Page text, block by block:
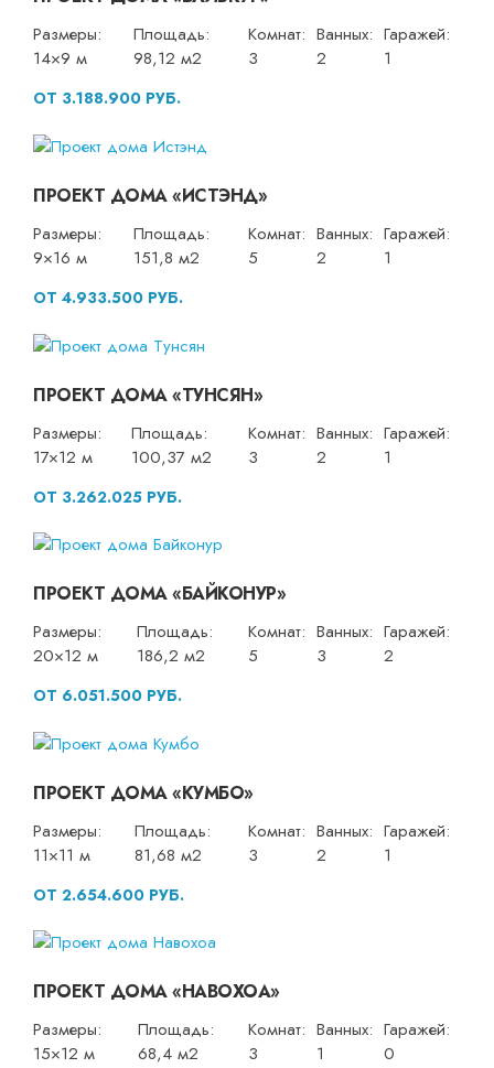
Размеры:
14×9 м
Площадь:
98,12 м2
Комнат:
3
Ванных:
2
Гаражей:
1
ОТ 3.188.900 РУБ.
ПРОЕКТ ДОМА «ИСТЭНД»
Размеры:
9×16 м
Площадь:
151,8 м2
Комнат:
5
Ванных:
2
Гаражей:
1
ОТ 4.933.500 РУБ.
ПРОЕКТ ДОМА «ТУНСЯН»
Размеры:
17×12 м
Площадь:
100,37 м2
Комнат:
3
Ванных:
2
Гаражей:
1
ОТ 3.262.025 РУБ.
ПРОЕКТ ДОМА «БАЙКОНУР»
Размеры:
20×12 м
Площадь:
186,2 м2
Комнат:
5
Ванных:
3
Гаражей:
2
ОТ 6.051.500 РУБ.
ПРОЕКТ ДОМА «КУМБО»
Размеры:
11×11 м
Площадь:
81,68 м2
Комнат:
3
Ванных:
2
Гаражей:
1
ОТ 2.654.600 РУБ.
ПРОЕКТ ДОМА «НАВОХОА»
Размеры:
15×12 м
Площадь:
68,4 м2
Комнат:
3
Ванных:
1
Гаражей:
0